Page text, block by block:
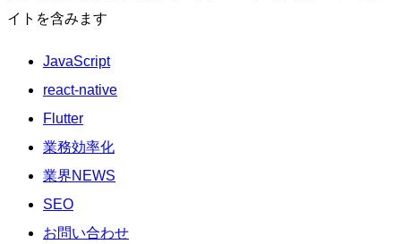
イトを含みます
JavaScript
react-native
Flutter
業務効率化
業界NEWS
SEO
お問い合わせ